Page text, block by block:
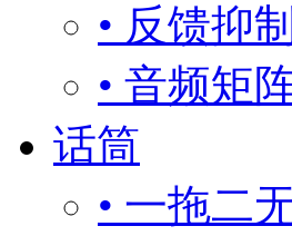
• 反馈抑
• 音频矩
话筒
• 一拖二